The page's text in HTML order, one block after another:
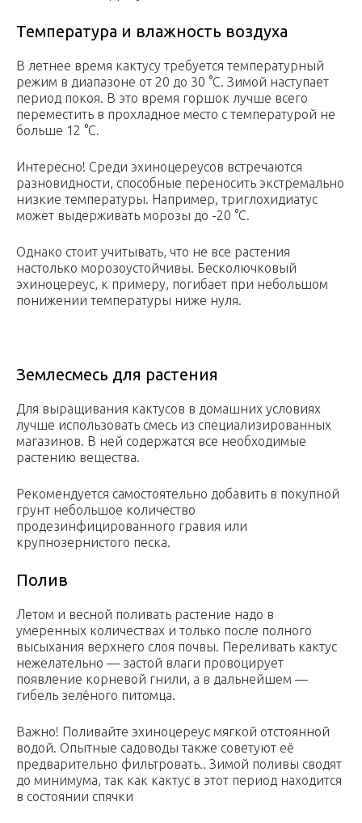
Температура и влажность воздуха
В летнее время кактусу требуется температурный
режим в диапазоне от 20 до 30 °С. Зимой наступает
период покоя. В это время горшок лучше всего
переместить в прохладное место с температурой не
больше 12 °С.
Интересно! Среди эхиноцереусов встречаются
разновидности, способные переносить экстремально
низкие температуры. Например, триглохидиатус
может выдерживать морозы до -20 °С.
Однако стоит учитывать, что не все растения
настолько морозоустойчивы. Бесколючковый
эхиноцереус, к примеру, погибает при небольшом
понижении температуры ниже нуля.
Землесмесь для растения
Для выращивания кактусов в домашних условиях
лучше использовать смесь из специализированных
магазинов. В ней содержатся все необходимые
растению вещества.
Рекомендуется самостоятельно добавить в покупной
грунт небольшое количество
продезинфицированного гравия или
крупнозернистого песка.
Полив
Летом и весной поливать растение надо в
умеренных количествах и только после полного
высыхания верхнего слоя почвы. Переливать кактус
нежелательно — застой влаги провоцирует
появление корневой гнили, а в дальнейшем —
гибель зелёного питомца.
Важно! Поливайте эхиноцереус мягкой отстоянной
водой. Опытные садоводы также советуют её
предварительно фильтровать.. Зимой поливы сводят
до минимума, так как кактус в этот период находится
в состоянии спячки